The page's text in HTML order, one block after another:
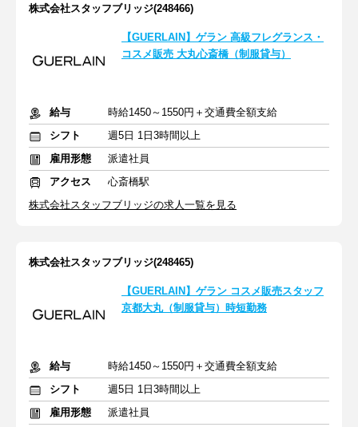
株式会社スタッフブリッジ(248466)
【GUERLAIN】ゲラン 高級フレグランス・
コスメ販売 大丸心斎橋（制服貸与）
給与
時給1450～1550円＋交通費全額支給
シフト
週5日 1日3時間以上
雇用形態
派遣社員
アクセス
心斎橋駅
株式会社スタッフブリッジの求人一覧を見る
株式会社スタッフブリッジ(248465)
【GUERLAIN】ゲラン コスメ販売スタッフ
京都大丸（制服貸与）時短勤務
給与
時給1450～1550円＋交通費全額支給
シフト
週5日 1日3時間以上
雇用形態
派遣社員